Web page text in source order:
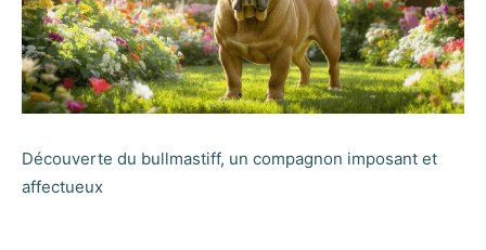
Découverte du bullmastiff, un compagnon imposant et
affectueux